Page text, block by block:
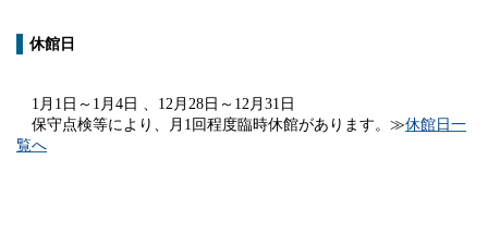
休館日
1 月 1 日～ 1 月 4 日 、 12月 28 日～ 12月 31 日
保守点検等により、月1回程度臨時休館があります。≫休館日一
覧へ